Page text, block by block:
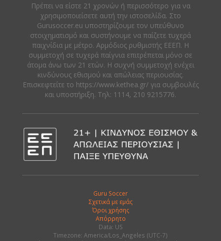
Πρέπει να είστε 21 χρονών ή περισσότερο για να
χρησιμοποιείσετε αυτή την ιστοσελίδα. Στο
Gurusoccer.eu υποστηρίζουμε τον υπεύθυνο
στοιχηματισμό και συστήνουμε να παίζετε τυχερά
παιχνίδια με μέτρο. Αρμόδιος ρυθμιστής ΕΕΕΠ. Η
συμμετοχή σε τυχερά παίγνια επιτρέπεται μόνο σε
άτομα άνω των 21 ετών. Η συχνή συμμετοχή ενέχει
κινδύνους εθισμού και απώλειας περιουσίας.
Eπισκεφτείτε το https://www.kethea.gr/ για συμβουλές
και υποστήριξη. Tηλ: 1114, 210 9215776.
Guru Soccer
Σχετικά με εμάς
Όροι χρήσης
Απόρρητο
Data: US
Timezone: America/Los_Angeles (UTC-7)